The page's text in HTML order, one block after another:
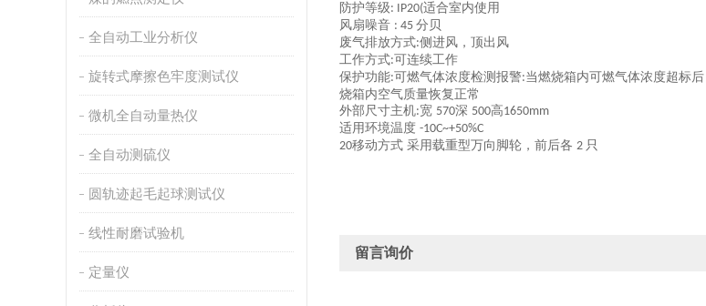
全自动工业分析仪
旋转式摩擦色牢度测试仪
微机全自动量热仪
全自动测硫仪
圆轨迹起毛起球测试仪
线性耐磨试验机
定量仪
防护等级: IP20(适合室内使用
风扇噪音 : 45 分贝
废气排放方式:侧进风，顶出风
工作方式:可连续工作
保护功能:可燃气体浓度检测报警:当燃烧箱内可燃气体浓度超标
烧箱内空气质量恢复正常
外部尺寸主机:宽 570深 500高1650mm
适用环境温度 -10C~+50%C
20移动方式 采用载重型万向脚轮，前后各 2 只
留言询价